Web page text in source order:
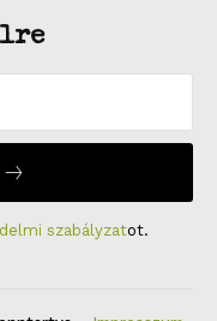
szabályzatot.